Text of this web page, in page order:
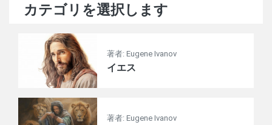
カテゴリを選択します
著者: Eugene Ivanov
イエス
著者: Eugene Ivanov